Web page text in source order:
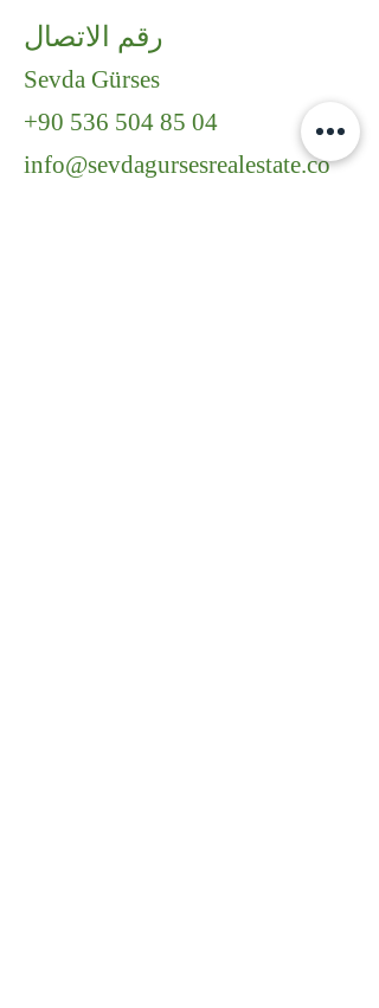
رقم الاتصال
Sevda Gürses
+90 536 504 85 04
info@sevdagursesrealestate.co